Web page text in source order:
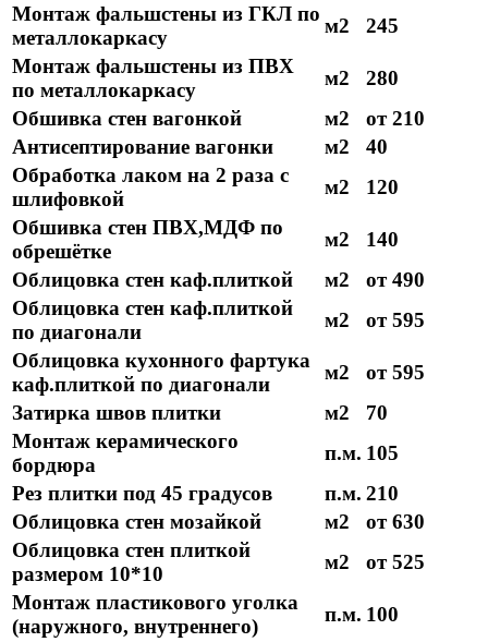
Монтаж фальшстены из ГКЛ по
металлокаркасу
м2
245
Монтаж фальшстены из ПВХ
по металлокаркасу
м2
280
Обшивка стен вагонкой
м2
от 210
Антисептирование вагонки
м2
40
Обработка лаком на 2 раза с
шлифовкой
м2
120
Обшивка стен ПВХ,МДФ по
обрешётке
м2
140
Облицовка стен каф.плиткой
м2
от 490
Облицовка стен каф.плиткой
по диагонали
м2
от 595
Облицовка кухонного фартука
каф.плиткой по диагонали
м2
от 595
Затирка швов плитки
м2
70
Монтаж керамического
бордюра
п.м. 105
Рез плитки под 45 градусов
п.м. 210
Облицовка стен мозайкой
м2
от 630
Облицовка стен плиткой
размером 10*10
м2
от 525
Монтаж пластикового уголка
(наружного, внутреннего)
п.м. 100